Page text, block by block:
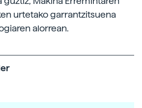
urtetako garrantzitsuena
alorrean.